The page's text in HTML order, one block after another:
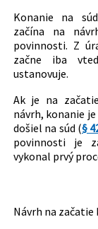
Konanie na
začína na
povinnosti. Z
začne iba
ustanovuje.
Ak je na
návrh, konanie
došiel na súd (§
povinnosti je
vykonal prvý
Návrh na začatie